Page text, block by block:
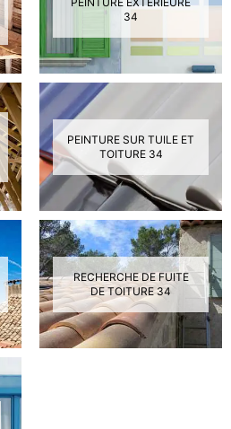
34
PEINTURE SUR TUILE ET
TOITURE 34
RECHERCHE DE FUITE
DE TOITURE 34